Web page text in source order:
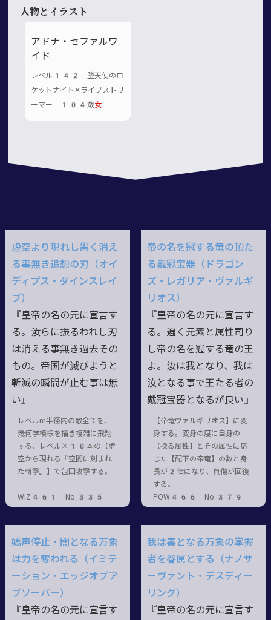
人物とイラスト
アドナ・セファルワ
イド
レベル142 堕天使のロ
ケットナイト✕ライブストリ
ーマー 104歳女
虚空より現れし黒く消え
る事無き追想の刃（オイ
ディプス・ダインスレイ
ブ）
『皇帝の名の元に宣言す
る。汝らに振るわれし刃
は消える事無き過去その
もの。帝国が滅びようと
斬滅の瞬間が止む事は無
い』
レベルm半径内の敵全てを、
幾何学模様を描き複雑に飛翔
する、レベル×10本の【虚
空から現れる『空間に刻まれ
た斬撃』】で包囲攻撃する。
WIZ461 No.335
帝の名を冠する竜の頂た
る戴冠宝器（ドラゴン
ズ・レガリア・ヴァルギ
リオス）
『皇帝の名の元に宣言す
る。遍く元素と属性司り
し帝の名を冠する竜の王
よ。汝は我となり、我は
汝となる事で王たる者の
戴冠宝器となるが良い』
【帝竜ヴァルギリオス】に変
身する。変身の度に自身の
【操る属性】とその属性に応
じた【配下の帝竜】の数と身
長が2倍になり、負傷が回復
する。
POW466 No.379
嬌声停止・闇となる万象
は力を奪われる（イミテ
ーション・エッジオブア
ブソーバー）
『皇帝の名の元に宣言す
我は毒となる万象の掌握
者を眷属とする（ナノサ
ーヴァント・デスディー
リング）
『皇帝の名の元に宣言す